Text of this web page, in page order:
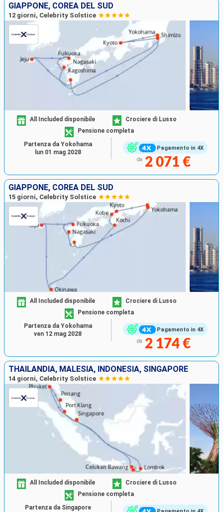
GIAPPONE, COREA DEL SUD
12 giorni, Celebrity Solstice
Pagamento in 4X
All Included disponibile
Crociere di Lusso
Pensione completa
da 2 071 €
Partenza da Yokohama
lun 01 mag 2028
GIAPPONE, COREA DEL SUD
15 giorni, Celebrity Solstice
Pagamento in 4X
All Included disponibile
Crociere di Lusso
Pensione completa
da 2 174 €
Partenza da Yokohama
ven 12 mag 2028
THAILANDIA, MALESIA, INDONESIA, SINGAPORE
14 giorni, Celebrity Solstice
All Included disponibile
Crociere di Lusso
Pensione completa
Partenza da Singapore